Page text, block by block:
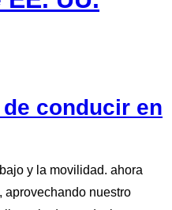
conducir en
y la movilidad. ahora
aprovechando nuestro